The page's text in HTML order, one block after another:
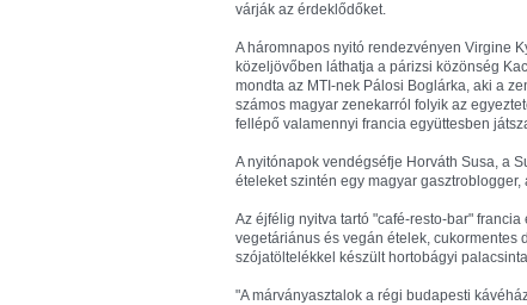
várják az érdeklődőket.
A háromnapos nyitó rendezvényen Virgine
közeljövőben láthatja a párizsi közönség
mondta az MTI-nek Pálosi Boglárka, aki a
számos magyar zenekarról folyik az
fellépő valamennyi francia együttesben
A nyitónapok vendégséfje Horváth Susa, a
ételeket szintén egy magyar
Az éjfélig nyitva tartó "café-resto-bar"
vegetáriánus és vegán ételek, cukormentes
szójatöltelékkel készült hortobágyi
"A márványasztalok a régi budapesti